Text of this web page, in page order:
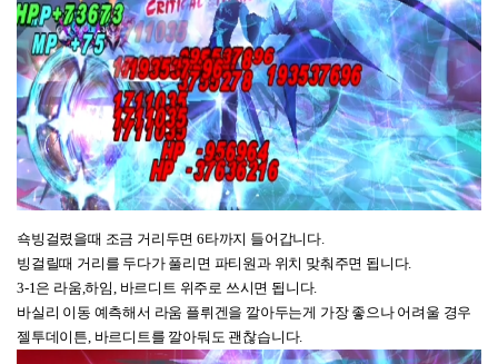
쇽빙걸렸을때 조금 거리두면 6타까지 들어갑니다.
빙걸릴때 거리를 두다가 풀리면 파티원과 위치 맞춰주면 됩니다.
3-1은 라움,하임, 바르디트 위주로 쓰시면 됩니다.
바실리 이동 예측해서 라움 플뤼겐을 깔아두는게 가장 좋으나 어려울 경우
젤투데이튼, 바르디트를 깔아둬도 괜찮습니다.